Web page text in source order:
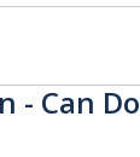
- Can Do